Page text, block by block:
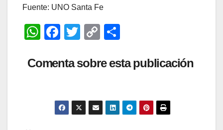
Fuente: UNO Santa Fe
W
at
F
c
b
o
T
tt
C
p
Li
n
m
ar
tir
Comenta sobre esta publicación